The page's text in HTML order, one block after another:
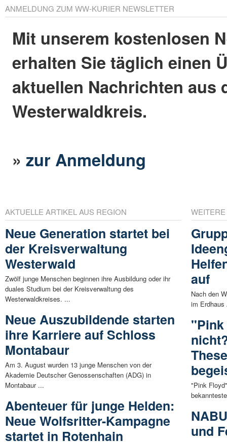
ANMELDUNG ZUM WW-KURIER NEWSLETTER
Mit unserem kostenlosen
erhalten Sie täglich einen
aktuellen Nachrichten aus
Westerwaldkreis.
»zur Anmeldung
AKTUELLE ARTIKEL AUS REGION
Neue Generation startet bei
der Kreisverwaltung
Westerwald
Zwölf junge Menschen beginnen ihre Ausbildung oder ihr
duales Studium bei der Kreisverwaltung des
Westerwaldkreises. ...
Neue Auszubildende starten
ihre Karriere auf Schloss
Montabaur
Am 3. August wurden 13 junge Menschen von der
Akademie Deutscher Genossenschaften (ADG) in
Montabaur ...
Abenteuer für junge Helden:
Neue Wolfsritter-Kampagne
startet in Rotenhain
auf
Nach den
im Erdhaus
"Pink
und